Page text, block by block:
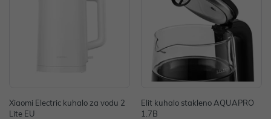
Xiaomi Electric kuhalo za vodu 2
Lite EU
Elit kuhalo stakleno AQUAPRO
1.7B